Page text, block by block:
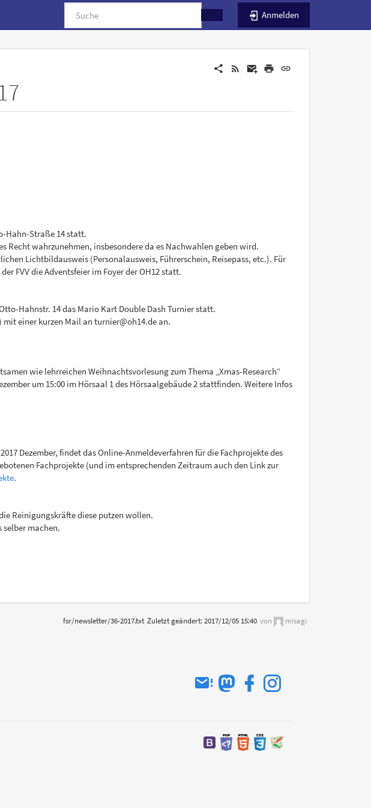
Anmelden
Hahn-Straße 14 statt.
Recht wahrzunehmen, insbesondere da es Nachwahlen geben wird.
Lichtbildausweis (Personalausweis, Führerschein, Reisepass, etc.). Für
FVV die Adventsfeier im Foyer der OH12 statt.
Hahnstr. 14 das Mario Kart Double Dash Turnier statt.
mit einer kurzen Mail an turnier@oh14.de an.
wie lehrreichen Weihnachtsvorlesung zum Thema „Xmas-Research“
um 15:00 im Hörsaal 1 des Hörsaalgebäude 2 stattfinden. Weitere Infos
Dezember, findet das Online-Anmeldeverfahren für die Fachprojekte des
Fachprojekte (und im entsprechenden Zeitraum auch den Link zur
.
Reinigungskräfte diese putzen wollen.
selber machen.
fsr/newsletter/36-2017.txt Zuletzt geändert:2017/12/05 15:40 von misagi